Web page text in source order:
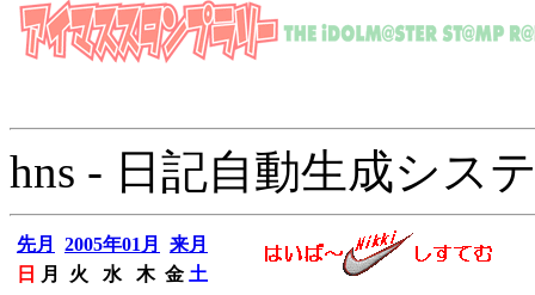
hns - 日記自動生成シス
先月 2005年01月
来月
日
月 火 水 木 金 土